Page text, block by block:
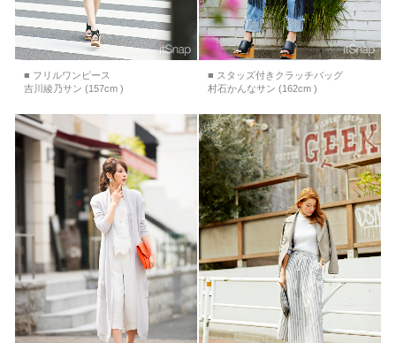
■ フリルワンピース
吉川綾乃サン (157cm )
■ スタッズ付きクラッチバッグ
村石かんなサン (162cm )